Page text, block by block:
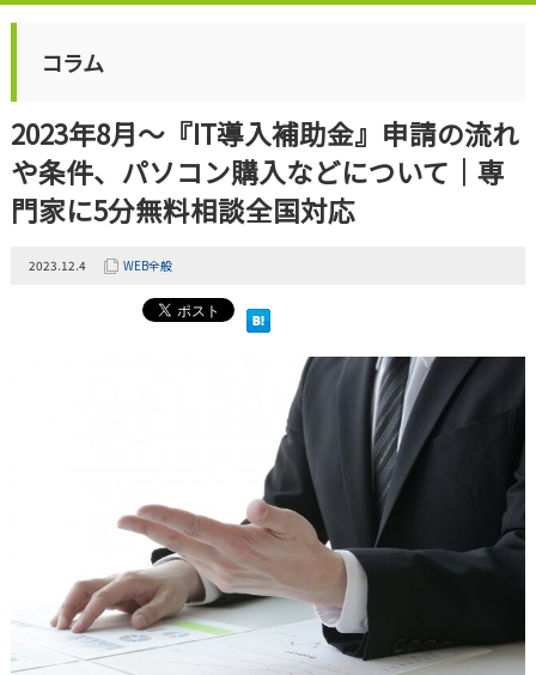
コラム
2023年8月〜『IT導入補助金』申請の流れ
や条件、パソコン購入などについて｜専
門家に5分無料相談全国対応
2023.12.4 WEB全般